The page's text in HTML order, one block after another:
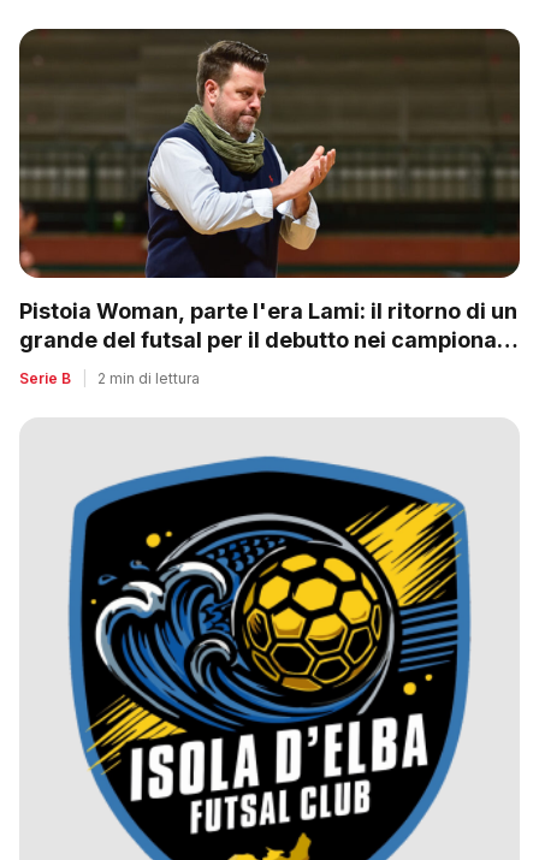
Pistoia Woman, parte l'era Lami: il ritorno di un
grande del futsal per il debutto nei campionati
nazionali
Serie B 2 min di lettura